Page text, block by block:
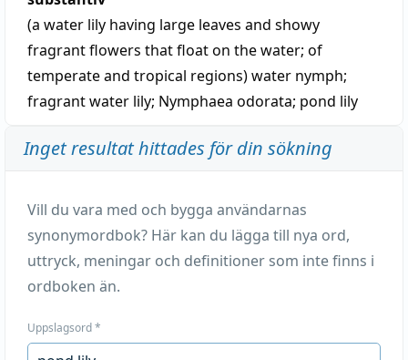
(a water lily having large leaves and showy
fragrant flowers that float on the water; of
temperate and tropical regions)water nymph;
fragrant water lily; Nymphaea odorata; pond lily
Inget resultat hittades för din sökning
Vill du vara med och bygga användarnas
synonymordbok? Här kan du lägga till nya ord,
uttryck, meningar och definitioner som inte finns i
ordboken än.
Uppslagsord*